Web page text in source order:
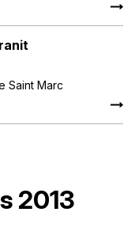
Saint Marc
2013